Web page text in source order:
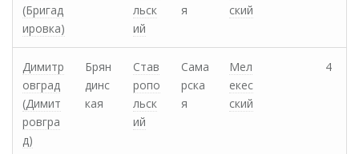
(Бригад
ировка)
льск
ий
я
ский
Димитр
овград
(Димит
ровгра
д)
Брян
динс
кая
Став
ропо
льск
ий
Сама
рска
я
Мел
екес
ский
4